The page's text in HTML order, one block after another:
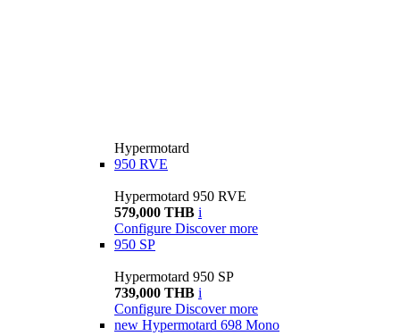
Hypermotard
950 RVE
Hypermotard 950 RVE
579,000 THB i
Configure Discover more
950 SP
Hypermotard 950 SP
739,000 THB i
Configure Discover more
new Hypermotard 698 Mono